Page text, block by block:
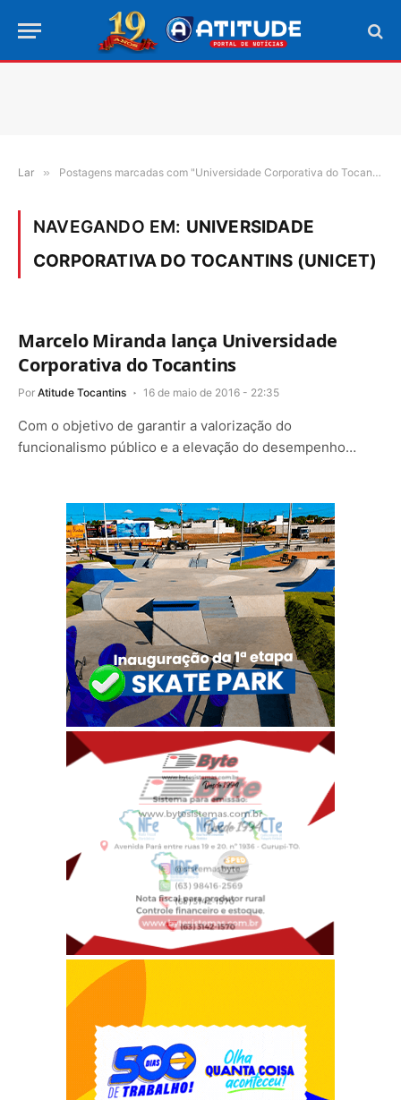
Lar » Postagens marcadas com "Universidade Corporativa do Tocantins (Unicet)"
NAVEGANDO EM: UNIVERSIDADE
CORPORATIVA DO TOCANTINS (UNICET)
Marcelo Miranda lança Universidade
Corporativa do Tocantins
Por Atitude Tocantins 16 de maio de 2016 - 22:35
Com o objetivo de garantir a valorização do
funcionalismo público e a elevação do desempenho…